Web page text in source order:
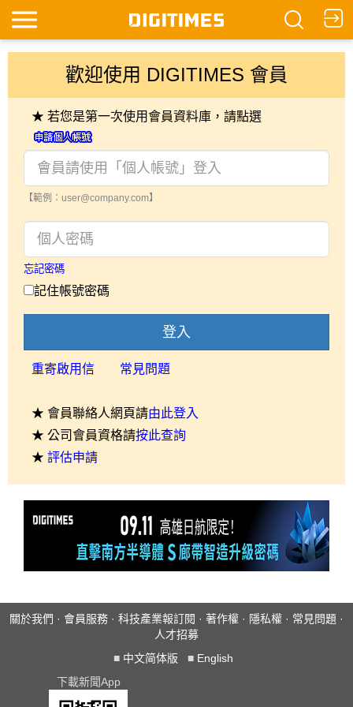
歡迎使用 DIGITIMES 會員
★ 若您是第一次使用會員資料庫，請點選
【範例：user@company.com】
忘記密碼
記住帳號密碼
登入
重寄啟用信 常見問題
★ 會員聯絡人網頁請由此登入
★ 公司會員資格請按此查詢
★ 評估申請
關於我們 · 會員服務 · 科技產業報訂閱 · 著作權 · 隱私權 · 常見問題 ·
人才招募
■ 中文简体版 ■ English
下載新聞App